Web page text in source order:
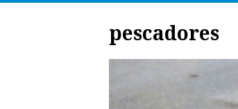
pescadores